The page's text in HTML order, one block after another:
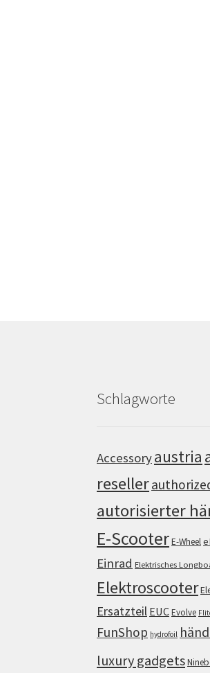
Schlagworte
Accessoryaustria
reseller
autorisierter
E-ScooterE-Wheel
Einrad Elektrisches
Elektroscooter
Ersatzteil EUCEvolve
FunShop hydrofoil
luxury gadgets